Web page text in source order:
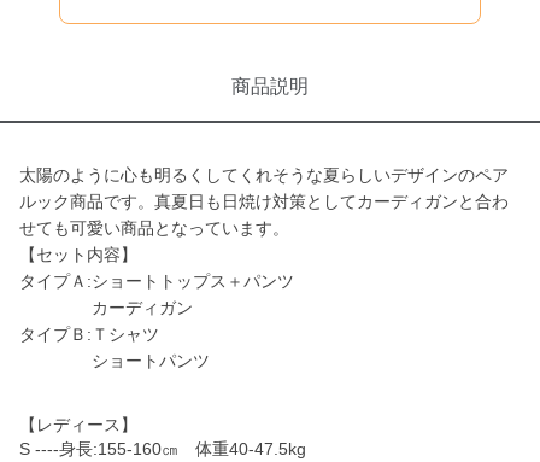
商品説明
太陽のように心も明るくしてくれそうな夏らしいデザインのペア
ルック商品です。真夏日も日焼け対策としてカーディガンと合わ
せても可愛い商品となっています。
【セット内容】
タイプＡ:ショートトップス＋パンツ
カーディガン
タイプＢ:Ｔシャツ
ショートパンツ
【レディース】
S ----身長:155-160㎝ 体重40-47.5kg